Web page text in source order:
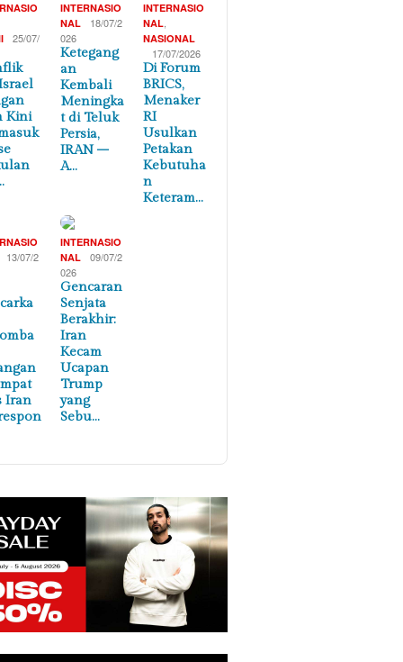
25/07/
Kini
INTERNASIO
NAL
18/07/2
026
Ketegang
an
Kembali
Meningka
t di Teluk
Persia,
IRAN –
A…
INTERNASIO
NAL
NASIONAL
17/07/2026
Di Forum
BRICS,
Menaker
RI
Usulkan
Petakan
Kebutuha
n
Keteram…
13/07/2
Iran
INTERNASIO
NAL
09/07/2
026
Gencaran
Senjata
Berakhir:
Iran
Kecam
Ucapan
Trump
yang
Sebu…